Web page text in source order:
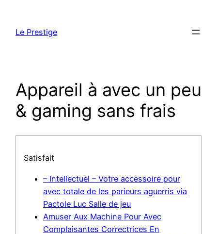
content
Le Prestige
Appareil à avec un peu
& gaming sans frais
Satisfait
– Intellectuel – Votre accessoire pour
avec totale de les parieurs aguerris via
Pactole Luc Salle de jeu
Amuser Aux Machine Pour Avec
Complaisantes Correctrices En